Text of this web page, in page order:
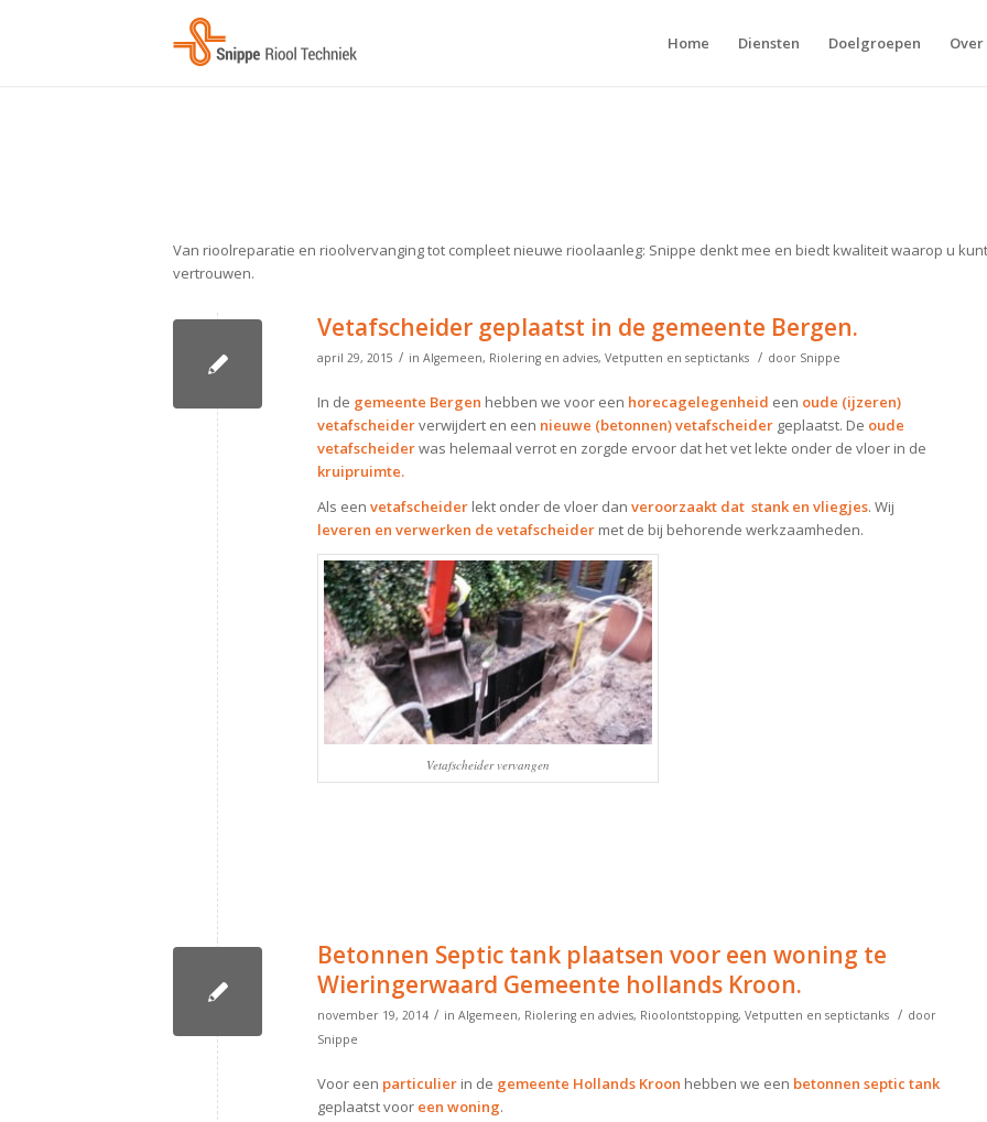
Home Diensten Doelgroepen Over
Van rioolreparatie en rioolvervanging tot compleet nieuwe rioolaanleg: Snippe denkt mee en biedt kwaliteit waarop u kunt
vertrouwen.
Vetafscheider geplaatst in de gemeente Bergen.
april 29, 2015 / in Algemeen, Riolering en advies, Vetputten en septictanks / door Snippe
In de gemeente Bergen hebben we voor een horecagelegenheid een oude (ijzeren)
vetafscheiderverwijdert en een nieuwe (betonnen) vetafscheider geplaatst. De oude
vetafscheiderwas helemaal verrot en zorgde ervoor dat het vet lekte onder de vloer in de
kruipruimte.
Als een vetafscheider lekt onder de vloer dan veroorzaakt dat stank en vliegjes. Wij
leveren en verwerken de vetafscheider met de bij behorende werkzaamheden.
Vetafscheider vervangen
Betonnen Septic tank plaatsen voor een woning te
Wieringerwaard Gemeente hollands Kroon.
november 19, 2014 / in Algemeen, Riolering en advies, Rioolontstopping, Vetputten en septictanks / door
Snippe
Voor een particulier in de gemeente Hollands Kroon hebben we een betonnen septic tank
geplaatst voor een woning.